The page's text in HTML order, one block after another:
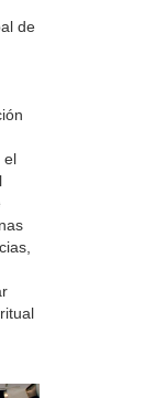
de
el